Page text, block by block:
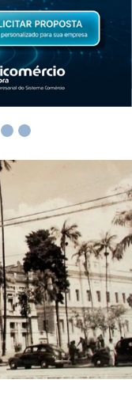
que é necessário a
Uma
projetos, ser
e referência